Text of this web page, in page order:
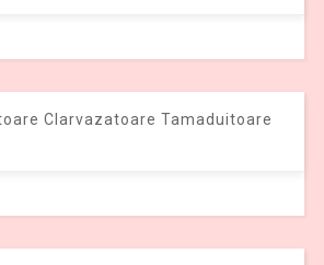
Clarvazatoare Tamaduitoare